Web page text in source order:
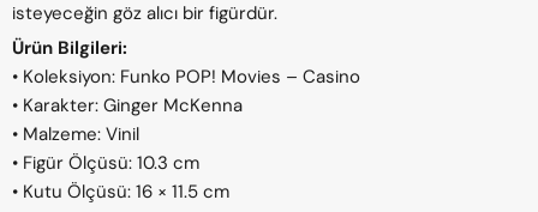
isteyeceğin göz alıcı bir figürdür.
Ürün Bilgileri:
• Koleksiyon: Funko POP! Movies – Casino
• Karakter: Ginger McKenna
• Malzeme: Vinil
• Figür Ölçüsü: 10.3 cm
• Kutu Ölçüsü: 16 × 11.5 cm